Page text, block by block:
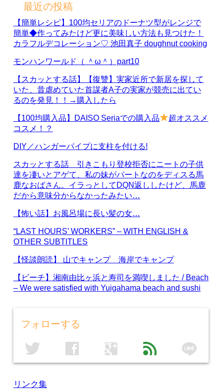
最近の投稿
【簡単レシピ】100均セリアのドーナツ型がレンジで
簡単◆作ってみたけど更に美味しい方法も見つけた！
カラフルデコレーション♡ 池田真子 doughnut cooking
モンハンワールド（ ＾ω＾）part10
【スカッとする話】【復讐】実家近所で新居を探して
いた、昔虐めていた首謀者A子の実家が競売に出てい
るのを発見！！→購入したら
【100均購入品】DAISO Seriaでの購入品
超オススメ
コスメ！？
DIY／ハンガーパイプに支柱を付ける!
スカッとする話 引きこもり登校拒否にニートの子供
達を凄いとアゲて、私の妹がパートなのをディスる馬
鹿なおばさん。イラっとしてDQN返ししたけど、馬鹿
だから意味分からなかったみたい…
【怖い話】お風呂場に長い髪の女…
“LAST HOURS’ WORKERS” – WITH ENGLISH &
OTHER SUBTITLES
【怪談朗読】 山でキャンプ 海岸でキャンプ
【ビーチ】湘南由比ヶ浜と寿司を満喫しました / Beach
– We were satisfied with Yuigahama beach and sushi
フォローする
twitter facebook google feed line
リンク集